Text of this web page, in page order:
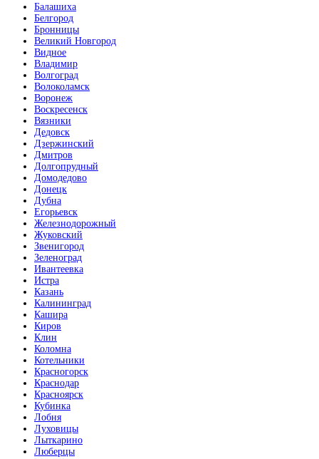
Балашиха
Белгород
Бронницы
Великий Новгород
Видное
Владимир
Волгоград
Волоколамск
Воронеж
Воскресенск
Вязники
Дедовск
Дзержинский
Дмитров
Долгопрудный
Домодедово
Донецк
Дубна
Егорьевск
Железнодорожный
Жуковский
Звенигород
Зеленоград
Ивантеевка
Истра
Казань
Калининград
Кашира
Киров
Клин
Коломна
Котельники
Красногорск
Краснодар
Красноярск
Кубинка
Лобня
Луховицы
Лыткарино
Люберцы